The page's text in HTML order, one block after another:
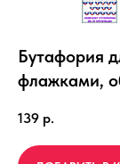
Бутафория
флажками,
139 р.